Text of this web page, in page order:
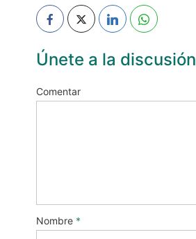
Únete a la discusión
Comentar
Nombre *